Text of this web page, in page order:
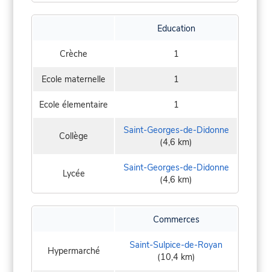
Education
Crèche 1
Ecole maternelle 1
Ecole élementaire 1
Collège
Saint-Georges-de-Didonne
(4,6 km)
Lycée
Saint-Georges-de-Didonne
(4,6 km)
Commerces
Hypermarché
Saint-Sulpice-de-Royan
(10,4 km)